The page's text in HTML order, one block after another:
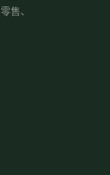
售、